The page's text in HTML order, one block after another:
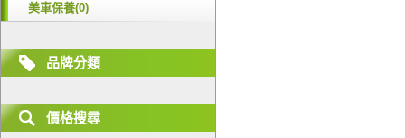
美車保養(0)
品牌分類
價格搜尋